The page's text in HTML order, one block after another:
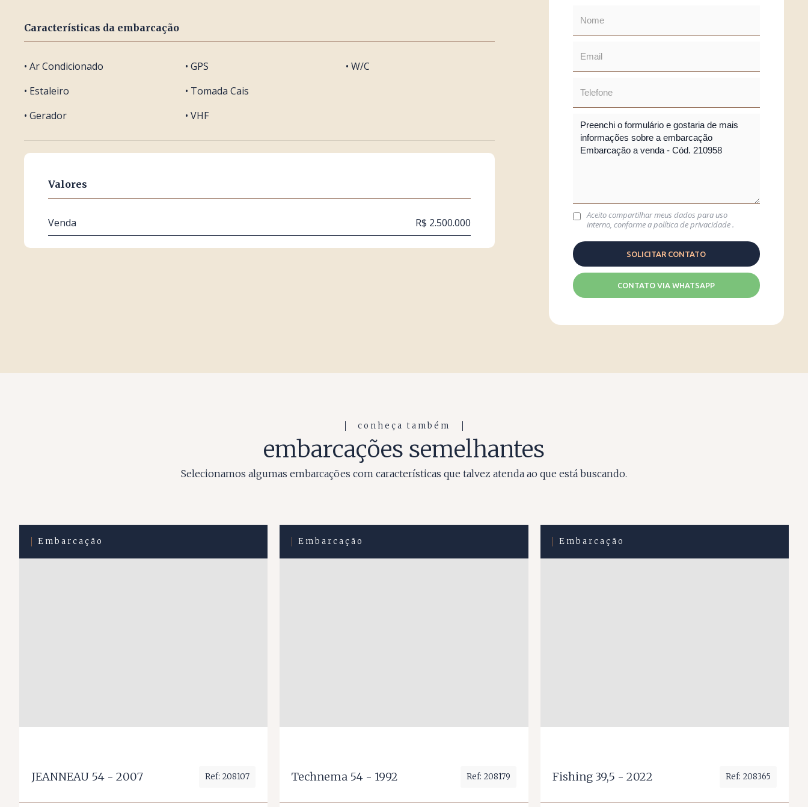
Características da embarcação
• Ar Condicionado
• Estaleiro
• Gerador
• GPS
• Tomada Cais
• VHF
• W/C
Valores
Venda R$ 2.500.000
Aceito compartilhar meus dados para uso
interno, conforme apolítica de privacidade.
CONTATO VIA WHATSAPP
conheça também
embarcações semelhantes
Selecionamos algumas embarcações com características que talvez atenda ao que está buscando.
Embarcação
JEANNEAU 54 - 2007 Ref: 208107
Embarcação
Technema 54 - 1992 Ref: 208179
Embarcação
Fishing 39,5 - 2022 Ref: 208365